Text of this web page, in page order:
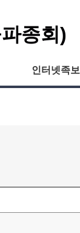
종회)
인터넷족보